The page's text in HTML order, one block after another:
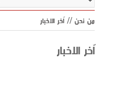
من نحن // اّخر الاخبار
اّخر الاخبار